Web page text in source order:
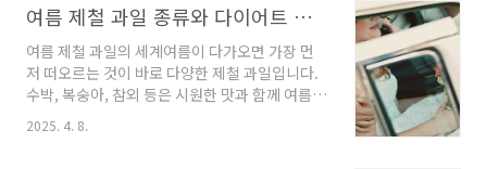
Firefox가 있으며, 각 앱의 최신 버전이 필요합니
다..
을 통해 가산점 자격증의 종류와 그 중요성에 대
해 살펴보겠습니다.공무원 시험과 가산점의 중요
성공무원 시험은 매년 많은 인원이 응시하는 경
쟁이 치열한 과정입니다. 이 과정에서 점수를 높
이기 위해서는 여러 가지 방법을 고려해야 하며,
그중 가산점 자격증은 효과적인 전략 중 하나입
여름 제철 과일 종류와 다이어트 효과
여름 제철 과일의 세계여름이 다가오면 가장 먼
저 떠오르는 것이 바로 다양한 제철 과일입니다.
수박, 복숭아, 참외 등은 시원한 맛과 함께 여름의
더위를 잊게 해주는 과일들입니다. 제철 과일들
은 영양가가 높을 뿐만 아니라 맛도 뛰어나기 때
2025. 4. 8.